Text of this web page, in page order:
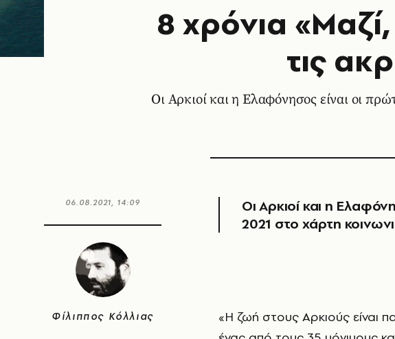
8 χρόνια
τις
Οι Αρκιοί και η Ελαφόνησος είναι οι
06.08.2021, 14:09
Φίλιππος Κόλλιας
Οι Αρκιοί και η
2021 στο χάρτη
«Η ζωή στους Αρκιούς είναι παράδεισος» υποστηρίζει ο Μανώλης Μελιανός,